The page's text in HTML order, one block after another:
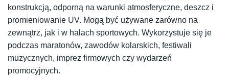
konstrukcją, odporną na warunki atmosferyczne, deszcz i
promieniowanie UV. Mogą być używane zarówno na
zewnątrz, jak i w halach sportowych. Wykorzystuje się je
podczas maratonów, zawodów kolarskich, festiwali
muzycznych, imprez firmowych czy wydarzeń
promocyjnych.